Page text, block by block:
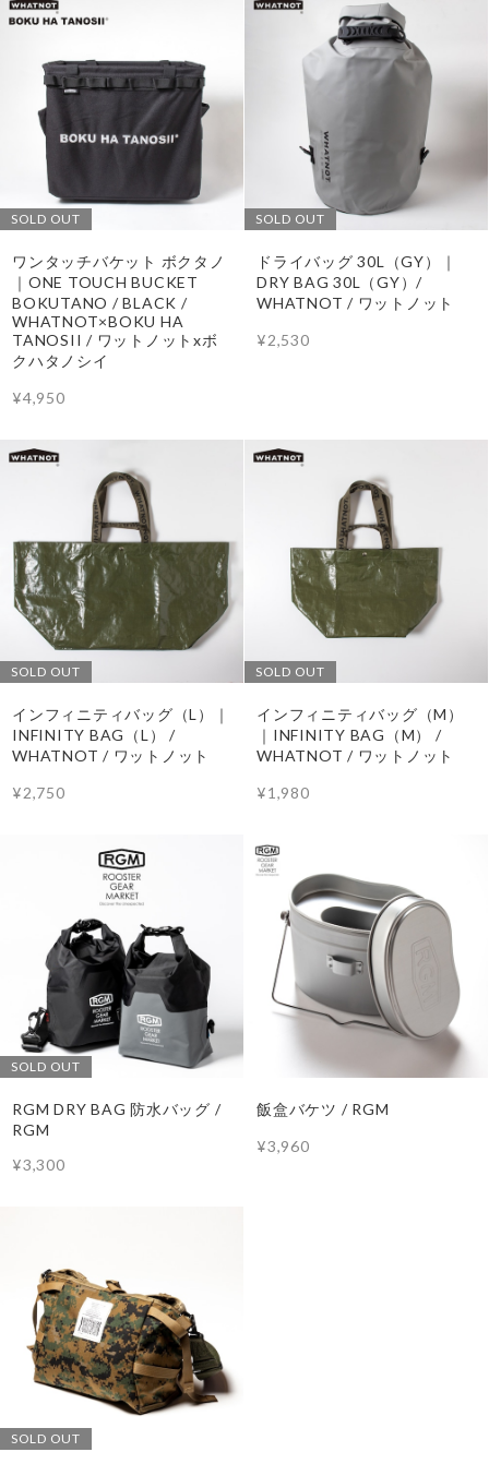
SOLD OUT
ワンタッチバケット ボクタノ
｜ONE TOUCH BUCKET
BOKUTANO / BLACK /
WHATNOT×BOKU HA
TANOSII / ワットノットxボ
クハタノシイ
¥4,950
SOLD OUT
ドライバッグ 30L（GY）｜
DRY BAG 30L（GY）/
WHATNOT / ワットノット
¥2,530
SOLD OUT
インフィニティバッグ（L）｜
INFINITY BAG（L） /
WHATNOT / ワットノット
¥2,750
SOLD OUT
インフィニティバッグ（M）
｜INFINITY BAG（M） /
WHATNOT / ワットノット
¥1,980
SOLD OUT
RGM DRY BAG 防水バッグ /
RGM
¥3,300
飯盒バケツ / RGM
¥3,960
SOLD OUT